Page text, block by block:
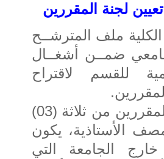
تعيين لجنة المقررين
ملف المترشــح
ضمــن أشغــال
للقسم لاقتراح
تتكون لجنة المقررين من ثلاثة (03)
الأستاذية، يكون
الجامعة التي